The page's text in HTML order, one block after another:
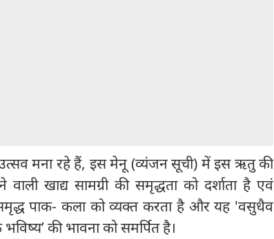
मना रहे हैं, इस मेनू (व्यंजन सूची) में इस ऋतु की
खाद्य सामग्री की समृद्धता को दर्शाता है एवं
पाक- कला को व्यक्त करता है और यह 'वसुधैव
की भावना को समर्पित है।